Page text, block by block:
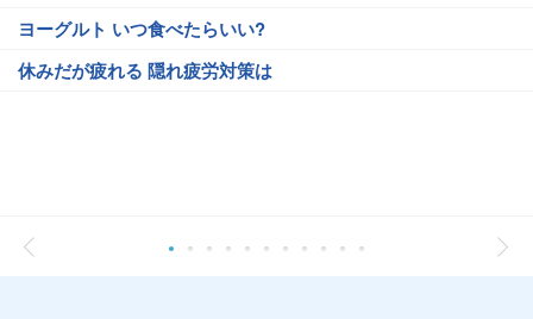
ヨーグルト いつ食べたらいい?
休みだが疲れる 隠れ疲労対策は